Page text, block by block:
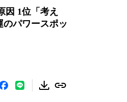
1位「考え
パワースポッ